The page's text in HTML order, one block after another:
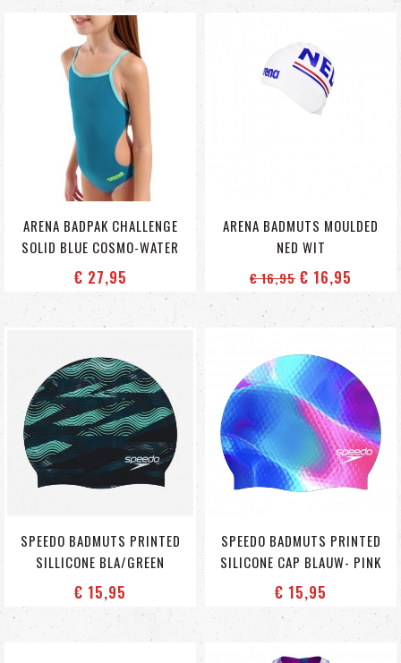
ARENA BADPAK CHALLENGE
SOLID BLUE COSMO-WATER
€ 27,95
ARENA BADMUTS MOULDED
NED WIT
€ 16,95 € 16,95
SPEEDO BADMUTS PRINTED
SILLICONE BLA/GREEN
€ 15,95
SPEEDO BADMUTS PRINTED
SILICONE CAP BLAUW- PINK
€ 15,95